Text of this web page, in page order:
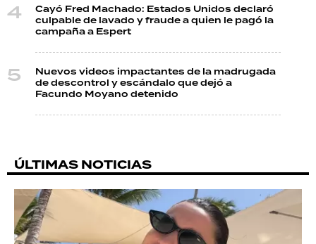
Cayó Fred Machado: Estados Unidos declaró
culpable de lavado y fraude a quien le pagó la
campaña a Espert
Nuevos videos impactantes de la madrugada
de descontrol y escándalo que dejó a
Facundo Moyano detenido
ÚLTIMAS NOTICIAS